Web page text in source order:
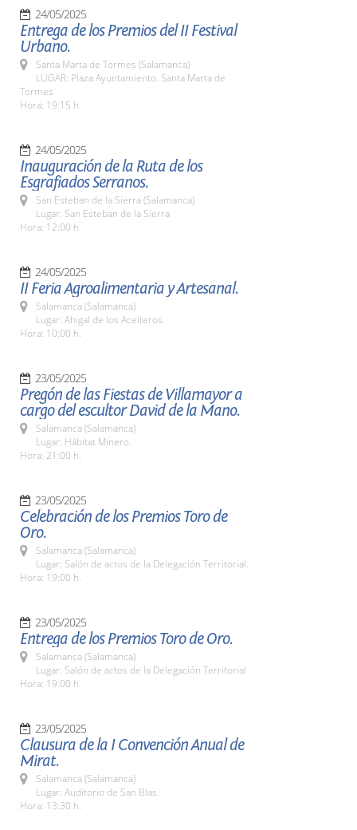
24/05/2025
Entrega de los Premios del II Festival
Urbano.
Santa Marta de Tormes (Salamanca)
LUGAR: Plaza Ayuntamiento. Santa Marta de
Tormes
Hora: 19:15 h.
24/05/2025
Inauguración de la Ruta de los
Esgrafiados Serranos.
San Esteban de la Sierra (Salamanca)
Lugar: San Esteban de la Sierra
Hora: 12:00 h.
24/05/2025
II Feria Agroalimentaria y Artesanal.
Salamanca (Salamanca)
Lugar: Ahigal de los Aceiteros.
Hora: 10:00 h.
23/05/2025
Pregón de las Fiestas de Villamayor a
cargo del escultor David de la Mano.
Salamanca (Salamanca)
Lugar: Hábitat Minero.
Hora: 21:00 h.
23/05/2025
Celebración de los Premios Toro de
Oro.
Salamanca (Salamanca)
Lugar: Salón de actos de la Delegación Territorial.
Hora: 19:00 h.
23/05/2025
Entrega de los Premios Toro de Oro.
Salamanca (Salamanca)
Lugar: Salón de actos de la Delegación Territorial
Hora: 19:00 h.
23/05/2025
Clausura de la I Convención Anual de
Mirat.
Salamanca (Salamanca)
Lugar: Auditorio de San Blas.
Hora: 13:30 h.